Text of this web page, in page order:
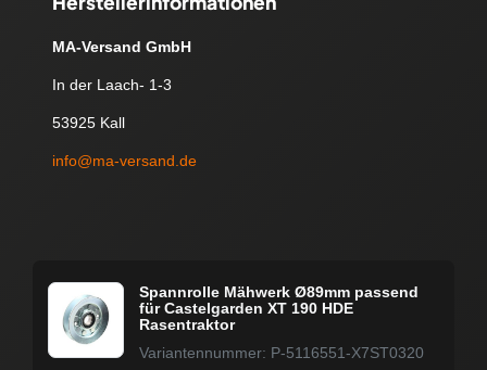
MA-Versand GmbH
In der Laach- 1-3
53925 Kall
info@ma-versand.de
Spannrolle Mähwerk Ø89mm passend
für Castelgarden XT 190 HDE
Rasentraktor
Variantennummer: P-5116551-X7ST0320